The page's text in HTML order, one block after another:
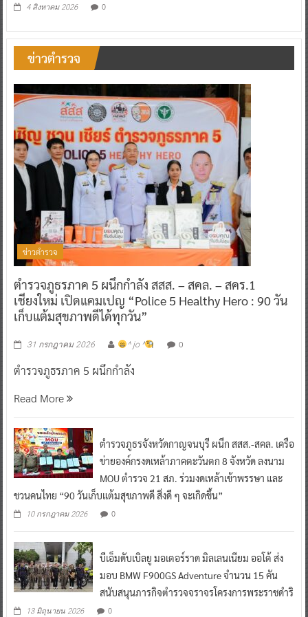
4 สิงหาคม 2026 0
ข่าวตำรวจ
ข่าวตำรวจ
ตำรวจภูธรภาค 5 ผนึกกำลัง สสส. – สคล. – สคร.1
เชียงใหม่ เปิดแคมเปญ “Police 5 Healthy Hero : 90 วัน
เก็บแต้มสุขภาพดีได้ทุกวัน”
31 กรกฎาคม 2026 ^ jo ^ 0
ตำรวจภูธรภาค 5 ผนึกกำลัง
Read More
ตำรวจภูธรจังหวัดกาญจนบุรี ผนึก สสส.-สคล. เครือ
ข่ายองค์กรงดเหล้าภาคตะวันตก 8 จังหวัด ลงนาม
MOU ตำรวจ 21 สภ. ร่วมงดเหล้าเข้าพรรษา และ
ชวนคนไทย “90 วันเก็บแต้มสุขภาพดี สิ่งดี ๆ จะเกิดขึ้น”
10 กรกฎาคม 2026 0
บีเอ็มดับเบิลยู มอเตอร์ราด มิลเลนเนียม ออโต้ ส่ง
มอบ BMW F900GS Adventure จำนวน 15 คัน
สนับสนุนภารกิจตำรวจจราจรโครงการพระราชดำริ
13 มิถุนายน 2026 0